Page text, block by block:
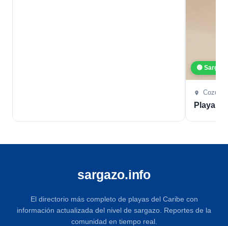
🟢
Playa
sargazo.info
El directorio más completo de playas del Caribe con
información actualizada del nivel de sargazo. Reportes de la
comunidad en tiempo real.